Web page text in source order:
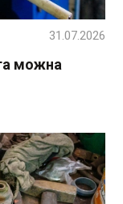
можна
31.07.2026